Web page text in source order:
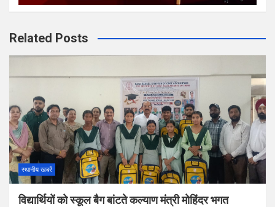
Related Posts
स्थानीय खबरें
विद्यार्थियों को स्कूल बैग बांटते कल्याण मंत्री मोहिंदर भगत